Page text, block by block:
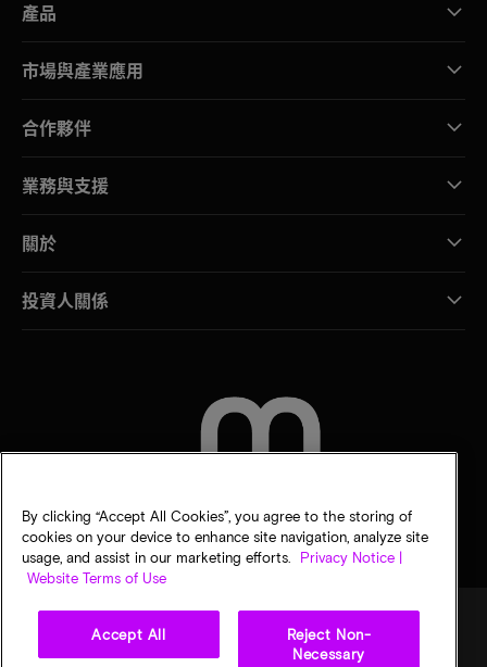
產品
市場與產業應用
合作夥伴
業務與支援
關於
投資人關係
By clicking “Accept All Cookies”, you agree to the storing of
cookies on your device to enhance site navigation, analyze site
usage, and assist in our marketing efforts.
Privacy Notice |
Website Terms of Use
Accept All
Reject Non-
Necessary